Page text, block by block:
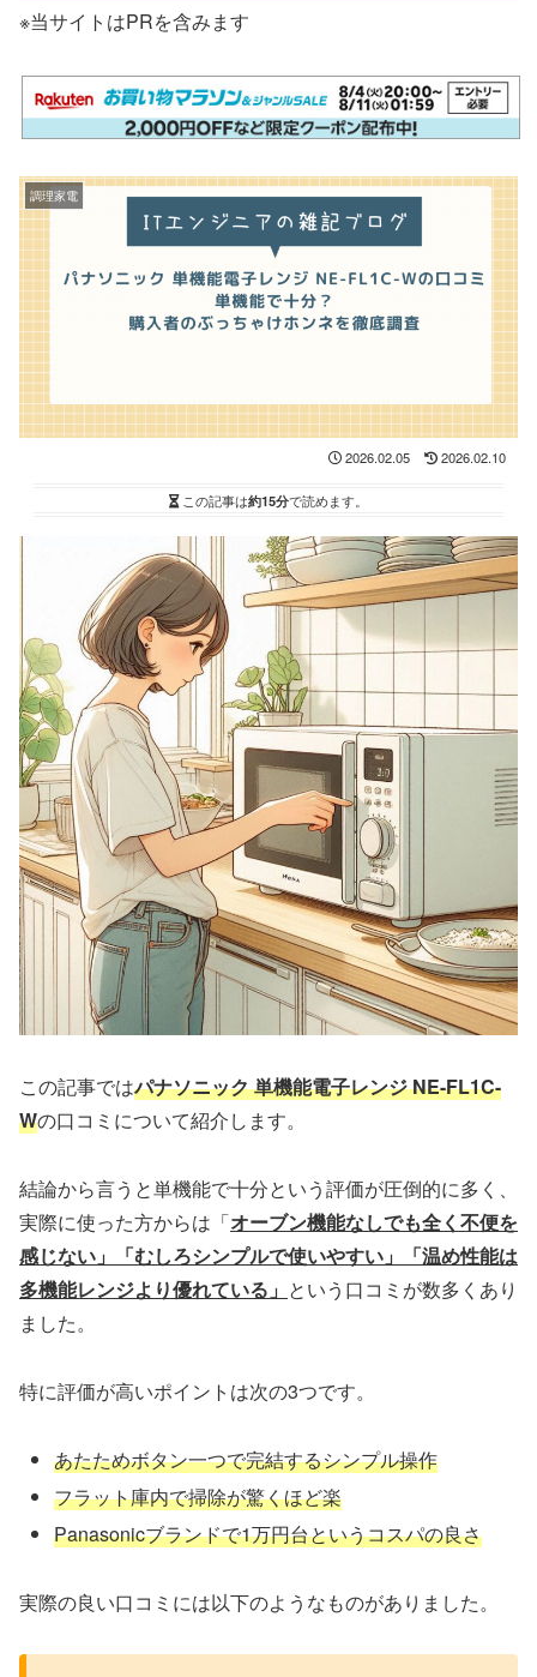
※当サイトはPRを含みます
調理家電
2026.02.05 2026.02.10
この記事は約15分で読めます。
この記事ではパナソニック 単機能電子レンジ NE-FL1C-
Wの口コミについて紹介します。
結論から言うと単機能で十分という評価が圧倒的に多く、
実際に使った方からは「オーブン機能なしでも全く不便を
感じない」「むしろシンプルで使いやすい」「温め性能は
多機能レンジより優れている」 という口コミが数多くあり
ました。
特に評価が高いポイントは次の3つです。
あたためボタン一つで完結するシンプル操作
フラット庫内で掃除が驚くほど楽
Panasonicブランドで1万円台というコスパの良さ
実際の良い口コミには以下のようなものがありました。